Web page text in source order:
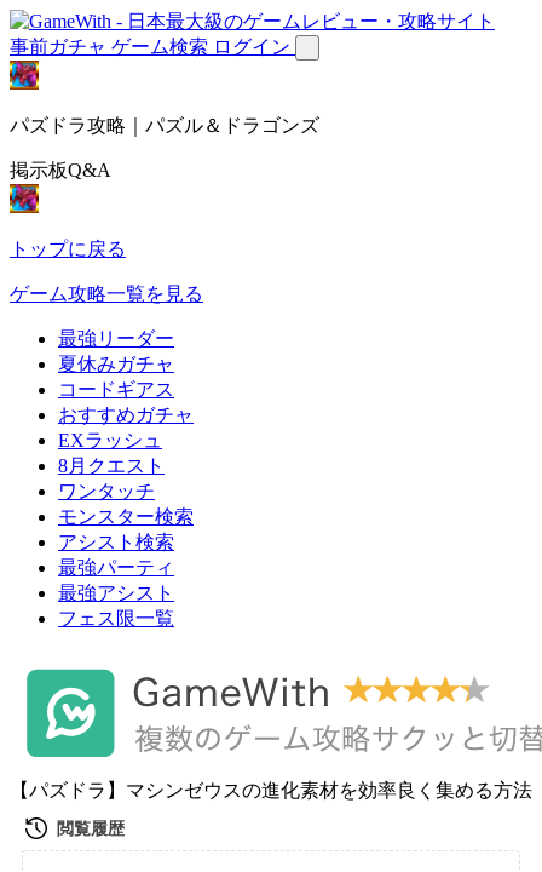
事前ガチャ ゲーム検索 ログイン
パズドラ攻略｜パズル＆ドラゴンズ
掲示板Q&A
トップに戻る
ゲーム攻略一覧を見る
最強リーダー
夏休みガチャ
コードギアス
おすすめガチャ
EXラッシュ
8月クエスト
ワンタッチ
モンスター検索
アシスト検索
最強パーティ
最強アシスト
フェス限一覧
【パズドラ】マシンゼウスの進化素材を効率良く集める方法